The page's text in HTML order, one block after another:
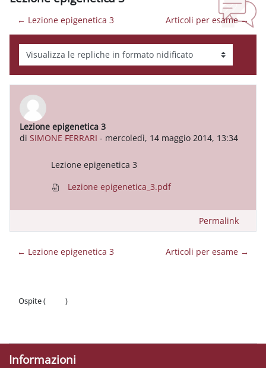
← Lezione epigenetica 3 Articoli per esame →
Modalità visualizzazione
Lezione epigenetica 3
di SIMONE FERRARI - mercoledì, 14 maggio 2014, 13:34
Numero di risposte: 0
Lezione epigenetica 3
Lezione epigenetica_3.pdf
Permalink
← Lezione epigenetica 3 Articoli per esame →
Ospite (
)
Informazioni